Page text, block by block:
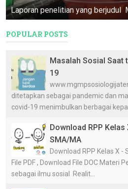
POPULAR POSTS
Masalah Sosial Saat
19
ditetapkan sebagai pandemic dan
covid-19 menimbulkan berbagai
Download RPP Kelas
SMA/MA
Download RPP Kelas X
File PDF , Download File DOC Materi
sebagai ilmu sosial Realit...